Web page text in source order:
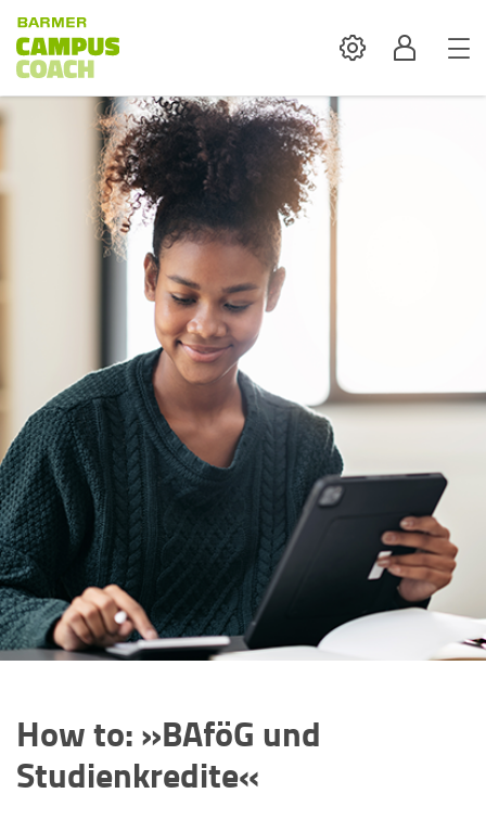
SettingsProfil
How to: »BAföG und
Studienkredite«